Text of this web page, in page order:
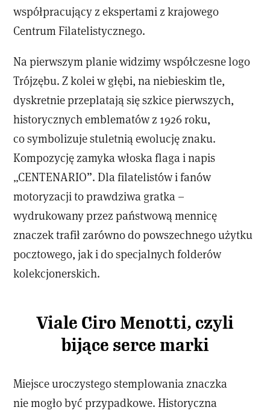
współpracujący z ekspertami z krajowego
Centrum Filatelistycznego.
Na pierwszym planie widzimy współczesne logo
Trójzębu. Z kolei w głębi, na niebieskim tle,
dyskretnie przeplatają się szkice pierwszych,
historycznych emblematów z 1926 roku,
co symbolizuje stuletnią ewolucję znaku.
Kompozycję zamyka włoska flaga i napis
„CENTENARIO”. Dla filatelistów i fanów
motoryzacji to prawdziwa gratka –
wydrukowany przez państwową mennicę
znaczek trafił zarówno do powszechnego użytku
pocztowego, jak i do specjalnych folderów
kolekcjonerskich.
Viale Ciro Menotti, czyli
bijące serce marki
Miejsce uroczystego stemplowania znaczka
nie mogło być przypadkowe. Historyczna